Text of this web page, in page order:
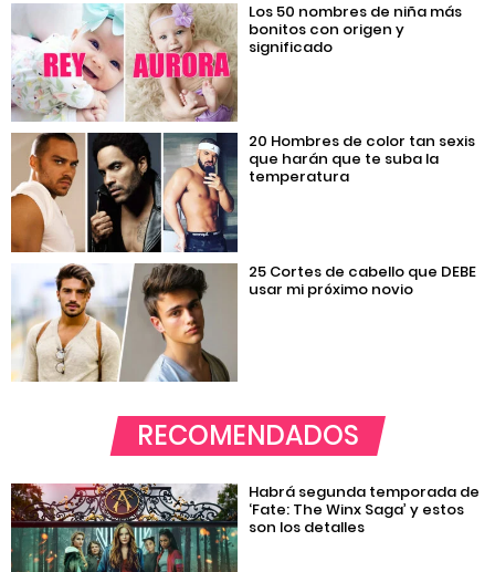
Los 50 nombres de niña más
bonitos con origen y
significado
20 Hombres de color tan sexis
que harán que te suba la
temperatura
25 Cortes de cabello que DEBE
usar mi próximo novio
RECOMENDADOS
Habrá segunda temporada de
‘Fate: The Winx Saga’ y estos
son los detalles